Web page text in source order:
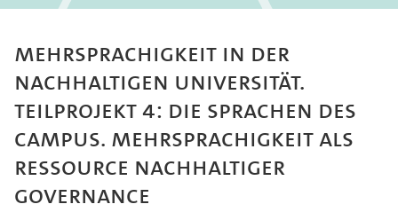
Mehrsprachigkeit in der
nachhaltigen Universität.
Teilprojekt 4: Die Sprachen des
Campus. Mehrsprachigkeit als
Ressource nachhaltiger
Governance